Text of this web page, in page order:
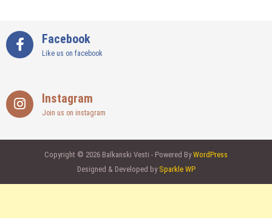
Facebook
Like us on facebook
Instagram
Join us on instagram
Copyright © 2026 Balkanski Vesti - Powered ByWordPress
Designed & Developed by Sparkle WP